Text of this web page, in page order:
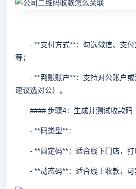
- **支付方式**：勾选微信、支付
等；
- **到账账户**：支持对公账户或
建议选对公）。
#### 步骤4：生成并测试收款码
- **码类型**：
- **固定码**：适合线下门店，打
- **动态码**：适合线上收款，可